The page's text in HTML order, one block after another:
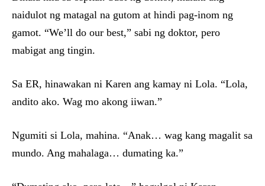
naidulot ng matagal na gutom at hindi pag-inom ng
gamot. “We’ll do our best,” sabi ng doktor, pero
mabigat ang tingin.
Sa ER, hinawakan ni Karen ang kamay ni Lola. “Lola,
andito ako. Wag mo akong iiwan.”
Ngumiti si Lola, mahina. “Anak… wag kang magalit sa
mundo. Ang mahalaga… dumating ka.”